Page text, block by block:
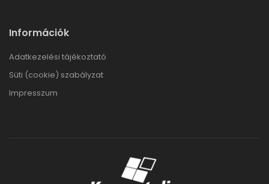
Információk
Adatkezelési tájékoztató
Süti (cookie) szabályzat
Impresszum